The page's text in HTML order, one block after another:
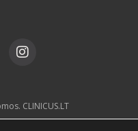
CLINICUS.LT